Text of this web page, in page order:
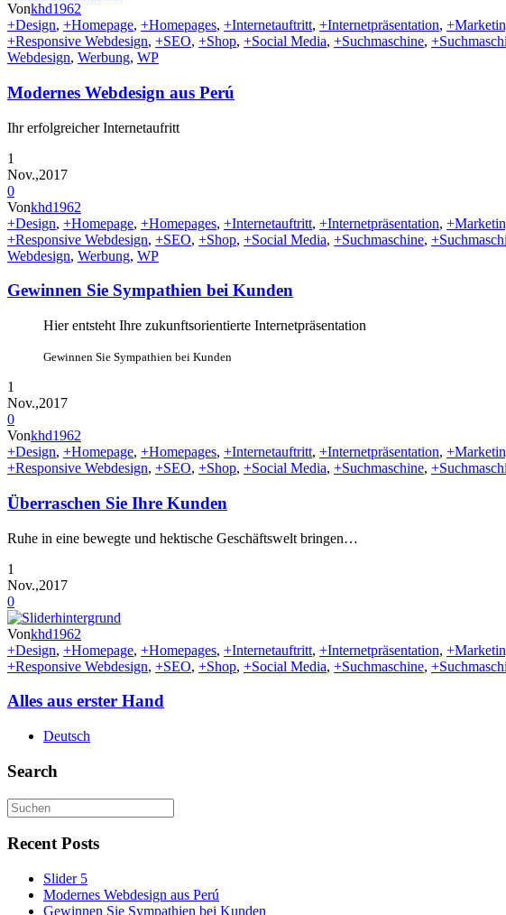
Vonkhd1962
+Design, +Homepage, +Homepages, +Internetauftritt, +Internetpräsentation,
+Responsive Webdesign, +SEO, +Shop, +Social Media, +Suchmaschine,
Webdesign, Werbung, WP
Modernes Webdesign aus Perú
Ihr erfolgreicher Internetaufritt
1
Nov.,2017
0
Vonkhd1962
+Design, +Homepage, +Homepages, +Internetauftritt, +Internetpräsentation,
+Responsive Webdesign, +SEO, +Shop, +Social Media, +Suchmaschine,
Webdesign, Werbung, WP
Gewinnen Sie Sympathien bei Kunden
Hier entsteht Ihre zukunftsorientierte Internetpräsentation
Gewinnen Sie Sympathien bei Kunden
1
Nov.,2017
0
Vonkhd1962
+Design, +Homepage, +Homepages, +Internetauftritt, +Internetpräsentation,
+Responsive Webdesign, +SEO, +Shop, +Social Media, +Suchmaschine,
Überraschen Sie Ihre Kunden
Ruhe in eine bewegte und hektische Geschäftswelt bringen…
1
Nov.,2017
0
Vonkhd1962
+Design, +Homepage, +Homepages, +Internetauftritt, +Internetpräsentation,
+Responsive Webdesign, +SEO, +Shop, +Social Media, +Suchmaschine,
Alles aus erster Hand
Deutsch
Search
Recent Posts
Slider 5
Modernes Webdesign aus Perú
Gewinnen Sie Sympathien bei Kunden